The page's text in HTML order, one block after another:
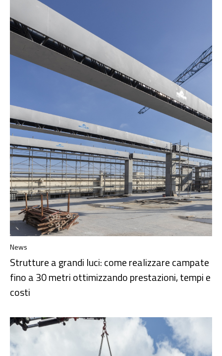
News
Strutture a grandi luci: come realizzare campate
fino a 30 metri ottimizzando prestazioni, tempi e
costi